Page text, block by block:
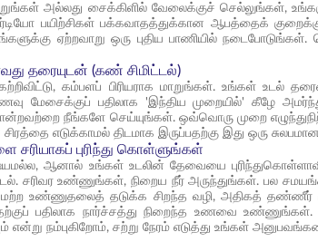
ஏறுங்கள் அல்லது சைக்கிளில் வேலைக்குச் செல்லுங்கள்,
பயிற்சிகள் பக்கவாதத்துக்கான ஆபத்தைக்
ஏற்றவாறு ஒரு புதிய பாணியில் நடைபோடுங்கள்.
தரையுடன் (கண் சிமிட்டல்)
கம்பளப் பிரியராக மாறுங்கள். உங்கள் உடல்
மேசைக்குப் பதிலாக 'இந்திய முறையில்' கீழே
நீங்களே செய்யுங்கள். ஒவ்வொரு முறை
எடுக்காமல் திடமாக இருப்பதற்கு இது ஒரு
சரியாகப் புரிந்து கொள்ளுங்கள்
ஆனால் உங்கள் உடலின் தேவையை
சரிவர உண்ணுங்கள், நிறைய நீர் அருந்துங்கள். பல
உண்ணுதலைத் தடுக்க சிறந்த வழி, அதிகத் தண்ணீர்
பதிலாக நார்ச்சத்து நிறைந்த உணவை
என்று நம்புகிறோம், சற்று நேரம் எடுத்து உங்கள்